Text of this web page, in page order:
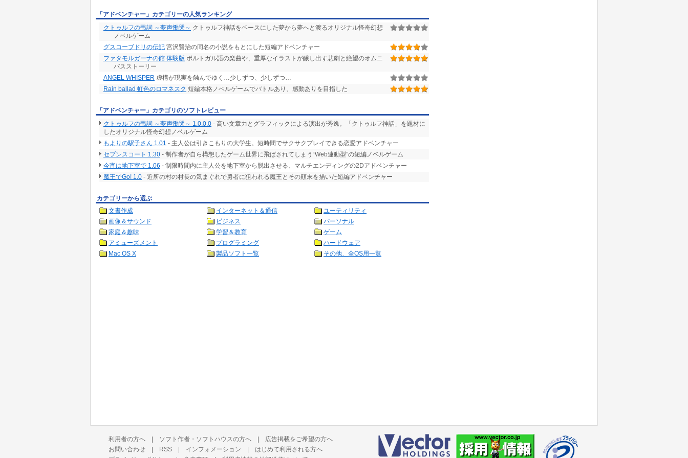
「アドベンチャー」カテゴリーの人気ランキング
クトゥルフの弔詞 ～夢声慟哭～ クトゥルフ神話をベースにした夢から夢へと渡るオリジナル怪奇幻想
ノベルゲーム
グスコーブドリの伝記 宮沢賢治の同名の小説をもとにした短編アドベンチャー
ファタモルガーナの館 体験版 ポルトガル語の楽曲や、重厚なイラストが醸し出す悲劇と絶望のオムニ
バスストーリー
ANGEL WHISPER 虚構が現実を蝕んでゆく…少しずつ、少しずつ…
Rain ballad 虹色のロマネスク 短編本格ノベルゲームでバトルあり、感動ありを目指した
「アドベンチャー」カテゴリのソフトレビュー
クトゥルフの弔詞 ～夢声慟哭～ 1.0.0.0 - 高い文章力とグラフィックによる演出が秀逸。「クトゥルフ神話」を題材に
したオリジナル怪奇幻想ノベルゲーム
もよりの駅子さん 1.01 - 主人公は引きこもりの大学生。短時間でサクサクプレイできる恋愛アドベンチャー
セブンスコート 1.30 - 制作者が自ら構想したゲーム世界に飛ばされてしまう“Web連動型”の短編ノベルゲーム
今宵は地下室で 1.06 - 制限時間内に主人公を地下室から脱出させる、マルチエンディングの2Dアドベンチャー
魔王でGo! 1.0 - 近所の村の村長の気まぐれで勇者に狙われる魔王とその顛末を描いた短編アドベンチャー
カテゴリーから選ぶ
文書作成
インターネット＆通信
ユーティリティ
画像＆サウンド
ビジネス
パーソナル
家庭＆趣味
学習＆教育
ゲーム
アミューズメント
プログラミング
ハードウェア
Mac OS X
製品ソフト一覧 その他、全OS用一覧
利用者の方へ | ソフト作者・ソフトハウスの方へ | 広告掲載をご希望の方へ
お問い合わせ | RSS | インフォメーション | はじめて利用される方へ